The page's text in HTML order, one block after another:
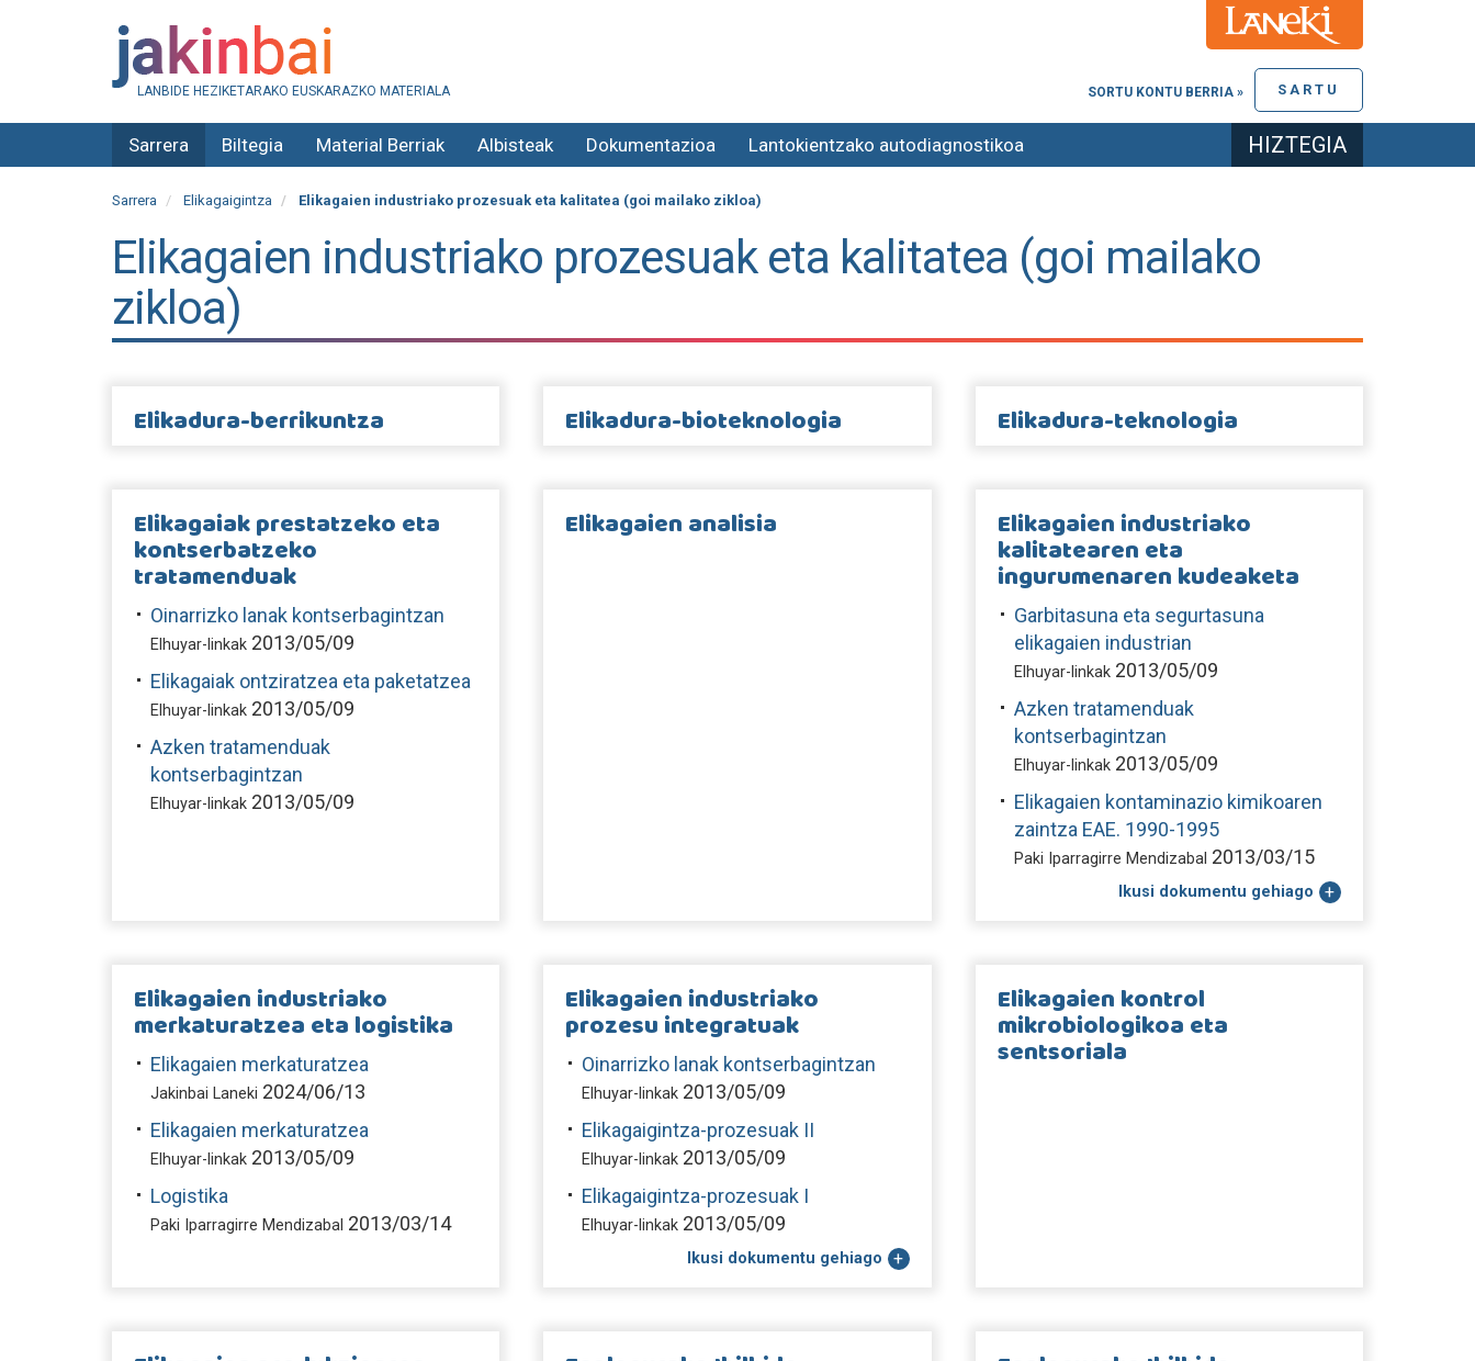
LANBIDE HEZIKETARAKO EUSKARAZKO MATERIALA SARTU
SORTU KONTU BERRIA »
Sarrera Biltegia Material Berriak Albisteak Dokumentazioa Lantokientzako autodiagnostikoa HIZTEGIA
Sarrera Elikagaigintza Elikagaien industriako prozesuak eta kalitatea (goi mailako zikloa)
Elikagaien industriako prozesuak eta kalitatea (goi mailako
zikloa)
Elikadura-berrikuntza Elikadura-bioteknologia Elikadura-teknologia
Elikagaiak prestatzeko eta
kontserbatzeko
tratamenduak
Oinarrizko lanak kontserbagintzan
Elhuyar-linkak 2013/05/09
Elikagaiak ontziratzea eta paketatzea
Elhuyar-linkak 2013/05/09
Azken tratamenduak
kontserbagintzan
Elhuyar-linkak 2013/05/09
Elikagaien analisia Elikagaien industriako
kalitatearen eta
ingurumenaren kudeaketa
Garbitasuna eta segurtasuna
elikagaien industrian
Elhuyar-linkak 2013/05/09
Azken tratamenduak
kontserbagintzan
Elhuyar-linkak 2013/05/09
Elikagaien kontaminazio kimikoaren
zaintza EAE. 1990-1995
Paki Iparragirre Mendizabal 2013/03/15
Ikusi dokumentu gehiago
Elikagaien industriako
merkaturatzea eta logistika
Elikagaien merkaturatzea
Jakinbai Laneki 2024/06/13
Elikagaien merkaturatzea
Elhuyar-linkak 2013/05/09
Logistika
Paki Iparragirre Mendizabal 2013/03/14
Elikagaien industriako
prozesu integratuak
Oinarrizko lanak kontserbagintzan
Elhuyar-linkak 2013/05/09
Elikagaigintza-prozesuak II
Elhuyar-linkak 2013/05/09
Elikagaigintza-prozesuak I
Elhuyar-linkak 2013/05/09
Ikusi dokumentu gehiago
Elikagaien kontrol
mikrobiologikoa eta
sentsoriala